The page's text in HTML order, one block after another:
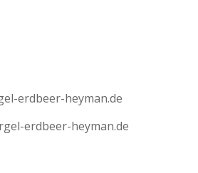
erdbeer-heyman.de
erdbeer-heyman.de